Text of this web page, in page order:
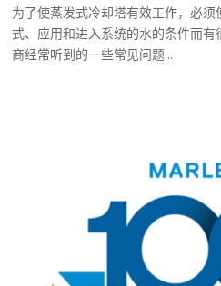
为了使蒸发式冷却塔有效工作，必
式、应用和进入系统的水的条件而
商经常听到的一些常见问题...